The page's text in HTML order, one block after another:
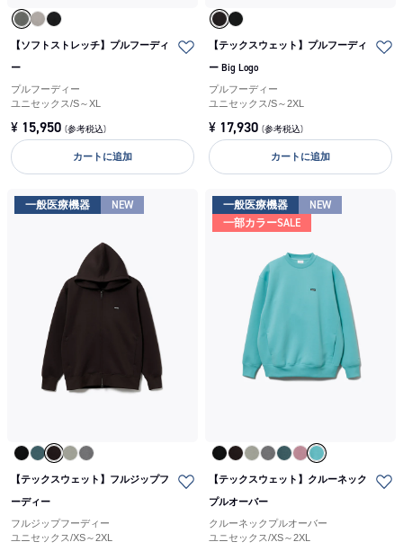
【ソフトストレッチ】プルフーディ
ー
プルフーディー
ユニセックス/S～XL
¥ 15,950 (参考税込)
カートに追加
【テックスウェット】プルフーディ
ー Big Logo
プルフーディー
ユニセックス/S～2XL
¥ 17,930 (参考税込)
カートに追加
一般医療機器 NEW
【テックスウェット】フルジップフ
ーディー
フルジップフーディー
ユニセックス/XS～2XL
一般医療機器
NEW
一部カラーSALE
【テックスウェット】クルーネック
プルオーバー
クルーネックプルオーバー
ユニセックス/XS～2XL